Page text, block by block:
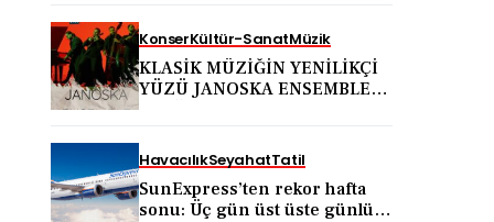
KonserKültür-SanatMüzik
KLASİK MÜZİĞİN YENİLİKÇİ
YÜZÜ JANOSKA ENSEMBLE
HavacılıkSeyahatTatil
SunExpress’ten rekor hafta
sonu: Üç gün üst üste günlük